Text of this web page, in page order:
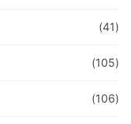
(41)
(105)
(106)